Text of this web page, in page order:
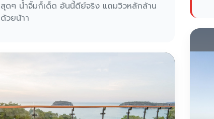
สุดๆ น้ำจิ้มก็เด็ด อันนี้ดีย์จริง แถมวิวหลักล้าน
ด้วยน้าา